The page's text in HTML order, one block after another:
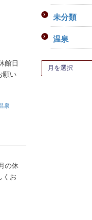
館日
願い
泉
の休
くお
未分類
温泉